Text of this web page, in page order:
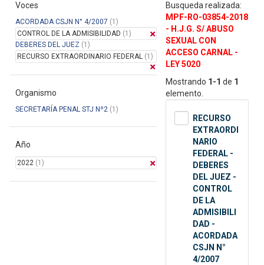
Manual del Usuario
Voces
ACORDADA CSJN N° 4/2007 (1)
CONTROL DE LA ADMISIBILIDAD (1)
DEBERES DEL JUEZ (1)
RECURSO EXTRAORDINARIO FEDERAL (1)
Organismo
SECRETARÍA PENAL STJ Nº2 (1)
Año
2022 (1)
Busqueda realizada:
MPF-RO-03854-2018
- H.J.G. S/ ABUSO
SEXUAL CON
ACCESO CARNAL -
LEY 5020
Mostrando 1-1 de 1
elemento.
RECURSO
EXTRAORDI
NARIO
FEDERAL -
DEBERES
DEL JUEZ -
CONTROL
DE LA
ADMISIBILI
DAD -
ACORDADA
CSJN N°
4/2007